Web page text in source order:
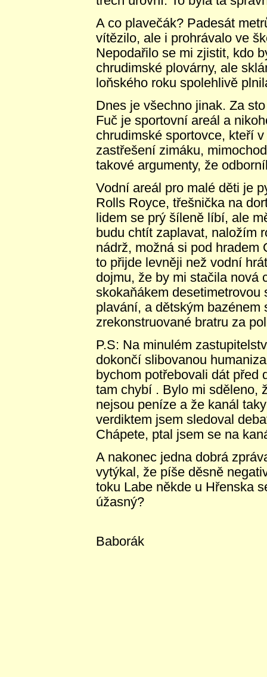
A co plavečák? Padesát
vítězilo, ale i prohrávalo ve
Nepodařilo se mi zjistit, kdo
chrudimské plovárny, ale
loňského roku spolehlivě
Dnes je všechno jinak. Za
Fuč je sportovní areál a
chrudimské sportovce, kteří
zastřešení zimáku,
takové argumenty, že
Vodní areál pro malé děti je
Rolls Royce, třešnička na
lidem se prý šíleně líbí, ale
budu chtít zaplavat, naložím
nádrž, možná si pod hradem
to přijde levněji než vodní
dojmu, že by mi stačila nová
skokaňákem
plavání, a dětským bazénem
zrekonstruované bratru za
P.S: Na minulém
dokončí slibovanou
bychom potřebovali dát před
tam chybí . Bylo mi sděleno,
nejsou peníze a že kanál
verdiktem jsem sledoval
Chápete, ptal jsem se na
A nakonec jedna dobrá
vytýkal, že píše děsně
toku Labe někde u Hřenska
úžasný?
Baborák